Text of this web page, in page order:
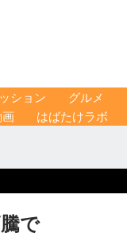
ション グルメ
画 はばたけラボ
で